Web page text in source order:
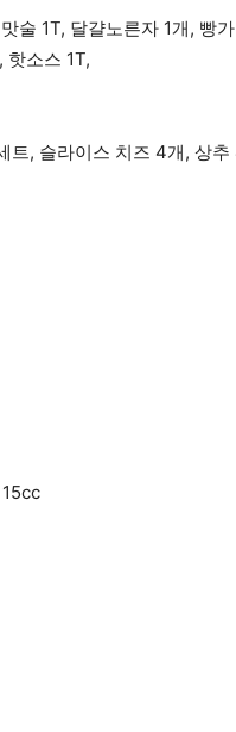
술 1T, 달걀노른자 1개, 빵
핫소스 1T,
트, 슬라이스 치즈 4개, 상